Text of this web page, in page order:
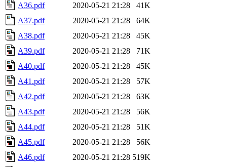
A36.pdf
2020-05-21 21:28
41K
A37.pdf
2020-05-21 21:28
64K
A38.pdf
2020-05-21 21:28
45K
A39.pdf
2020-05-21 21:28
71K
A40.pdf
2020-05-21 21:28
45K
A41.pdf
2020-05-21 21:28
57K
A42.pdf
2020-05-21 21:28
63K
A43.pdf
2020-05-21 21:28
56K
A44.pdf
2020-05-21 21:28
51K
A45.pdf
2020-05-21 21:28
56K
A46.pdf
2020-05-21 21:28 519K